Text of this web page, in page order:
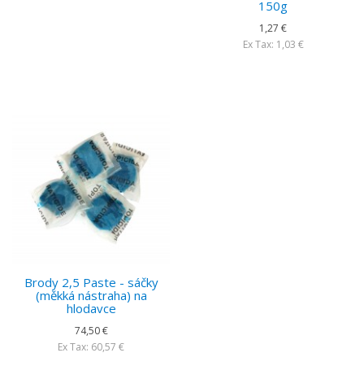
150g
1,27 €
Ex Tax: 1,03 €
Brody 2,5 Paste - sáčky
(měkká nástraha) na
hlodavce
74,50 €
Ex Tax: 60,57 €